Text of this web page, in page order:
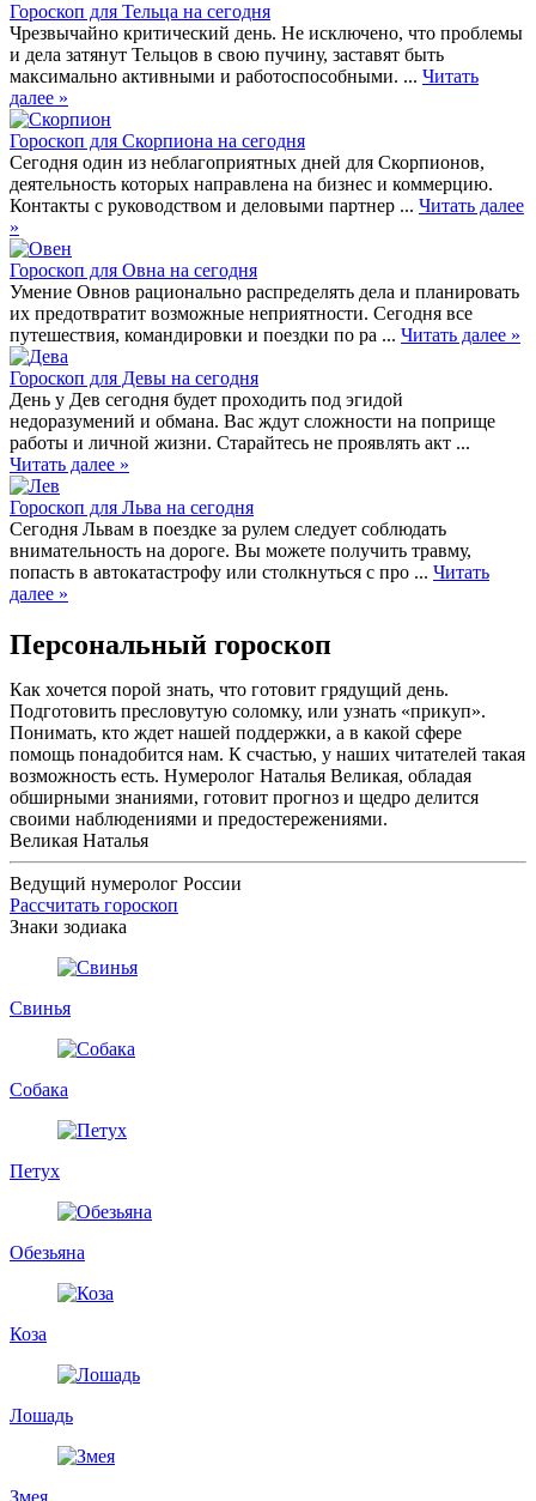
Гороскоп для Тельца на сегодня
Чрезвычайно критический день. Не исключено, что проблемы
и дела затянут Тельцов в свою пучину, заставят быть
максимально активными и работоспособными. ... Читать
далее »
Гороскоп для Скорпиона на сегодня
Сегодня один из неблагоприятных дней для Скорпионов,
деятельность которых направлена на бизнес и коммерцию.
Контакты с руководством и деловыми партнер ... Читать далее
»
Гороскоп для Овна на сегодня
Умение Овнов рационально распределять дела и планировать
их предотвратит возможные неприятности. Сегодня все
путешествия, командировки и поездки по ра ... Читать далее »
Гороскоп для Девы на сегодня
День у Дев сегодня будет проходить под эгидой
недоразумений и обмана. Вас ждут сложности на поприще
работы и личной жизни. Старайтесь не проявлять акт ...
Читать далее »
Гороскоп для Льва на сегодня
Сегодня Львам в поездке за рулем следует соблюдать
внимательность на дороге. Вы можете получить травму,
попасть в автокатастрофу или столкнуться с про ... Читать
далее »
Персональный гороскоп
Как хочется порой знать, что готовит грядущий день.
Подготовить пресловутую соломку, или узнать «прикуп».
Понимать, кто ждет нашей поддержки, а в какой сфере
помощь понадобится нам. К счастью, у наших читателей такая
возможность есть. Нумеролог Наталья Великая, обладая
обширными знаниями, готовит прогноз и щедро делится
своими наблюдениями и предостережениями.
Великая Наталья
Ведущий нумеролог России
Рассчитать гороскоп
Знаки зодиака
Свинья
Собака
Петух
Обезьяна
Коза
Лошадь